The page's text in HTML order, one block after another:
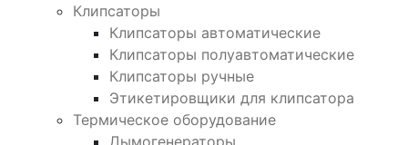
Клипсаторы
Клипсаторы автоматические
Клипсаторы полуавтоматические
Клипсаторы ручные
Этикетировщики для клипсатора
Термическое оборудование